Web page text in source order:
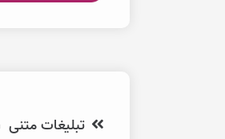
تبلیغات متنی